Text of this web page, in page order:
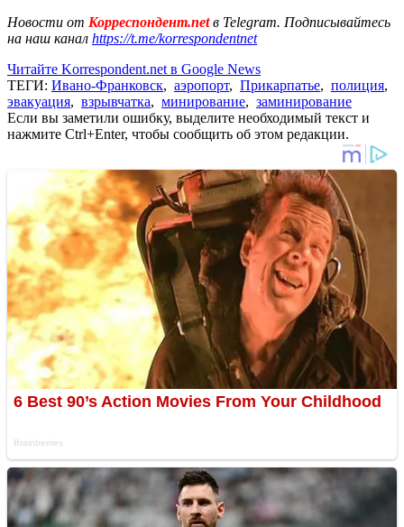
Новости от Корреспондент.netв Telegram. Подписывайтесь
на наш канал https://t.me/korrespondentnet
Читайте Korrespondent.net в Google News
ТЕГИ: Ивано-Франковск, аэропорт, Прикарпатье, полиция,
эвакуация, взрывчатка, минирование, заминирование
Если вы заметили ошибку, выделите необходимый текст и
нажмите Ctrl+Enter, чтобы сообщить об этом редакции.